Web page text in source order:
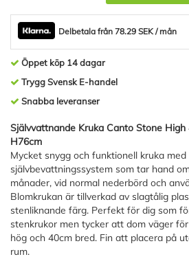
Delbetala från 78.29 SEK / mån
Öppet köp 14 dagar
Trygg Svensk E-handel
Snabba leveranser
Självvattnande Kruka Canto Stone
H76cm
Mycket snygg och funktionell kruka
självbevattningssystem som tar hand
månader, vid normal nederbörd och
Blomkrukan är tillverkad av slagtålig
stenliknande färg. Perfekt för dig som
stenkrukor men tycker att dom väger
hög och 40cm bred. Fin att placera på
rum.